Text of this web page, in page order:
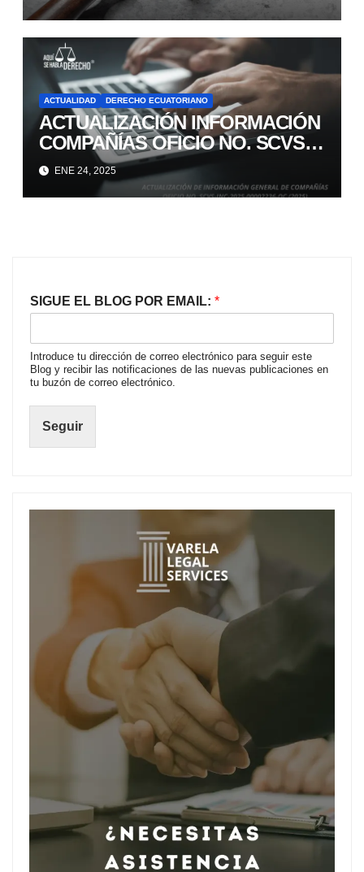
ACTUALIDAD DERECHO ECUATORIANO
ACTUALIZACIÓN INFORMACIÓN
COMPAÑÍAS OFICIO NO. SCVS-
INC-2025-00002236-OC (2025)
ENE 24, 2025
SIGUE EL BLOG POR EMAIL: *
Introduce tu dirección de correo electrónico para seguir este
Blog y recibir las notificaciones de las nuevas publicaciones en
tu buzón de correo electrónico.
Seguir